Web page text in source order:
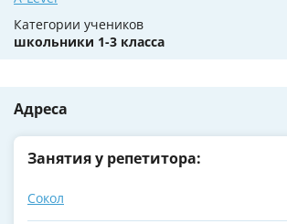
Категории учеников
школьники 1-3 класса
Адреса
Занятия у репетитора:
Сокол